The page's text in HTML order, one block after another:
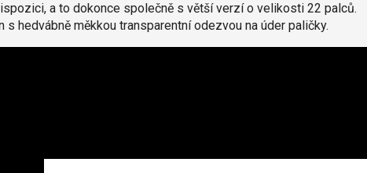
a to dokonce společně s větší verzí o velikosti 22 palců.
hedvábně měkkou transparentní odezvou na úder paličky.